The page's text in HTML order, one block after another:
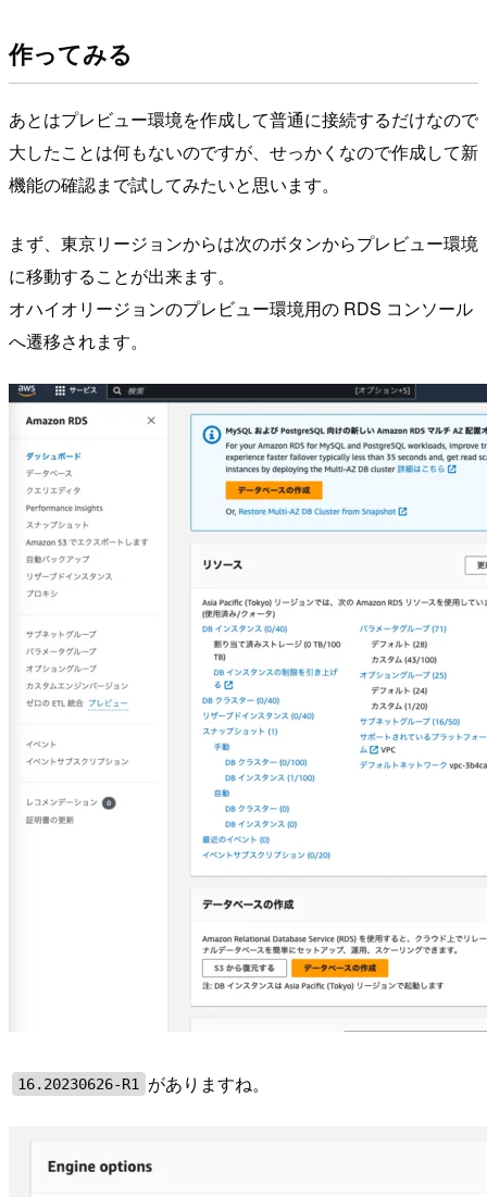
作ってみる
あとはプレビュー環境を作成して普通に接続するだけなので
大したことは何もないのですが、せっかくなので作成して新
機能の確認まで試してみたいと思います。
まず、東京リージョンからは次のボタンからプレビュー環境
に移動することが出来ます。
オハイオリージョンのプレビュー環境用の RDS コンソール
へ遷移されます。
16.20230626-R1 がありますね。